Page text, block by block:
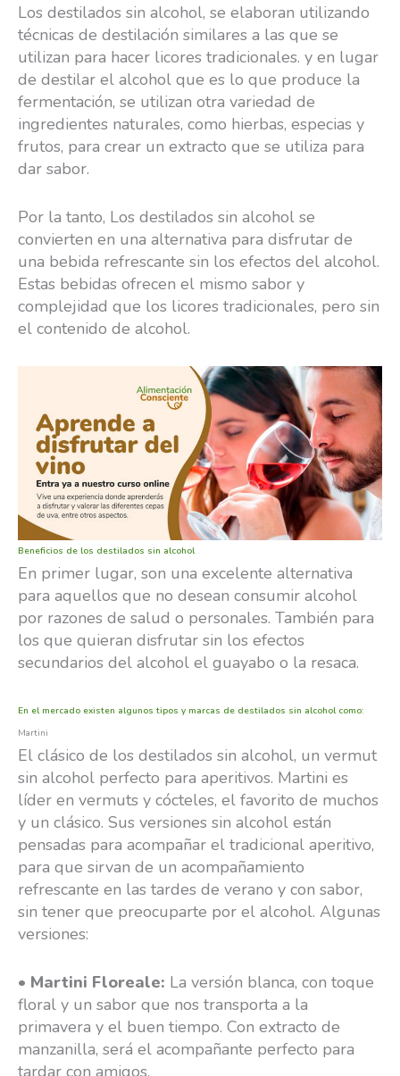
Los destilados sin alcohol, se elaboran utilizando
técnicas de destilación similares a las que se
utilizan para hacer licores tradicionales. y en lugar
de destilar el alcohol que es lo que produce la
fermentación, se utilizan otra variedad de
ingredientes naturales, como hierbas, especias y
frutos, para crear un extracto que se utiliza para
dar sabor.
Por la tanto, Los destilados sin alcohol se
convierten en una alternativa para disfrutar de
una bebida refrescante sin los efectos del alcohol.
Estas bebidas ofrecen el mismo sabor y
complejidad que los licores tradicionales, pero sin
el contenido de alcohol.
Beneficios de los destilados sin alcohol
En primer lugar, son una excelente alternativa
para aquellos que no desean consumir alcohol
por razones de salud o personales. También para
los que quieran disfrutar sin los efectos
secundarios del alcohol el guayabo o la resaca.
En el mercado existen algunos tipos y marcas de destilados sin alcohol como:
Martini
El clásico de los destilados sin alcohol, un vermut
sin alcohol perfecto para aperitivos. Martini es
líder en vermuts y cócteles, el favorito de muchos
y un clásico. Sus versiones sin alcohol están
pensadas para acompañar el tradicional aperitivo,
para que sirvan de un acompañamiento
refrescante en las tardes de verano y con sabor,
sin tener que preocuparte por el alcohol. Algunas
versiones:
• Martini Floreale: La versión blanca, con toque
floral y un sabor que nos transporta a la
primavera y el buen tiempo. Con extracto de
manzanilla, será el acompañante perfecto para
tardar con amigos.